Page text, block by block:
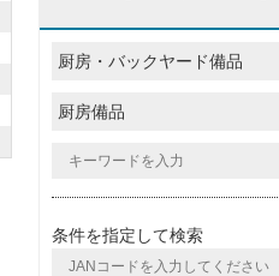
条件を指定して検索